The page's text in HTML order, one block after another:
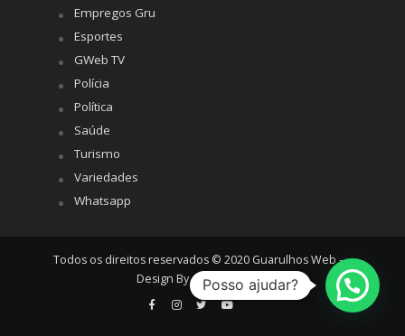
Empregos Gru
Esportes
GWeb TV
Polícia
Política
Saúde
Turismo
Variedades
Whatsapp
Todos os direitos reservados © 2020 Guarulhos Web -
Design ByAgência Hiro
Posso ajudar?